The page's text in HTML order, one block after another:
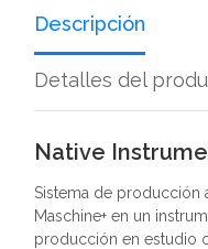
Descripción
Detalles del
Native
Sistema de producción
Maschine+ en un
producción en estudio